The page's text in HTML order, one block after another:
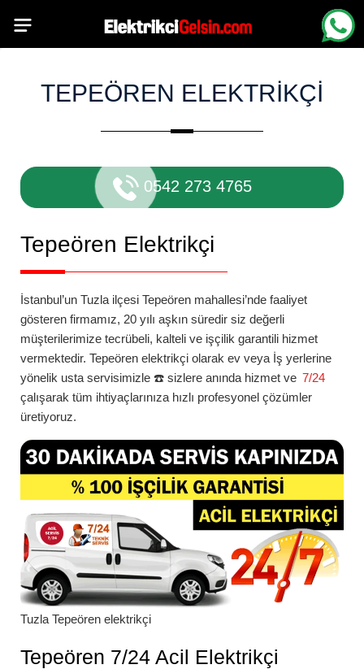
TEPEÖREN ELEKTRIKÇI
0542 273 4765
Tepeören Elektrikçi
İstanbul’un Tuzla ilçesi Tepeören mahallesi’nde faaliyet
gösteren firmamız, 20 yılı aşkın süredir siz değerli
müşterilerimize tecrübeli, kalteli ve işçilik garantili hizmet
vermektedir. Tepeören elektrikçi olarak ev veya İş yerlerine
yönelik usta servisimizle ☎️ sizlere anında hizmet ve 7/24
çalışarak tüm ihtiyaçlarınıza hızlı profesyonel çözümler
üretiyoruz.
Tuzla Tepeören elektrikçi
Tepeören 7/24 Acil Elektrikçi